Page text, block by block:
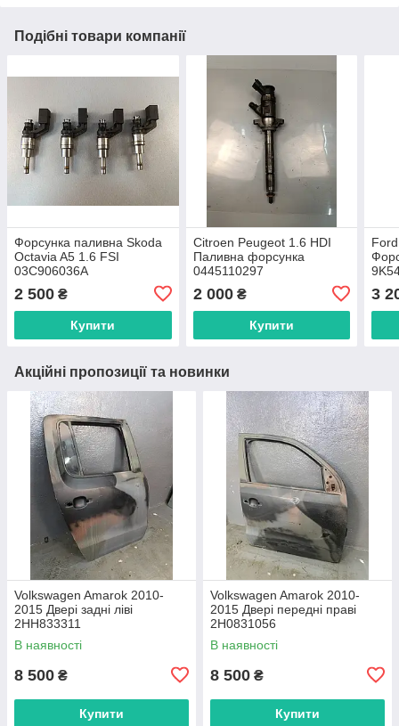
Подібні товари компанії
Форсунка паливна Skoda
Octavia A5 1.6 FSI
03C906036A
2 500 ₴
Купити
Citroen Peugeot 1.6 HDI
Паливна форсунка
0445110297
2 000₴
Купити
3
Акційні пропозиції та новинки
Volkswagen Amarok 2010-
2015 Двері задні ліві
2HH833311
В наявності
8 500 ₴
Купити
Volkswagen Amarok 2010-
2015 Двері передні праві
2H0831056
В наявності
8 500 ₴
Купити